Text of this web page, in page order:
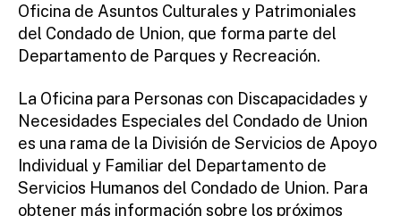
Oficina de Asuntos Culturales y Patrimoniales
del Condado de Union, que forma parte del
Departamento de Parques y Recreación.
La Oficina para Personas con Discapacidades y
Necesidades Especiales del Condado de Union
es una rama de la División de Servicios de Apoyo
Individual y Familiar del Departamento de
Servicios Humanos del Condado de Union. Para
obtener más información sobre los próximos